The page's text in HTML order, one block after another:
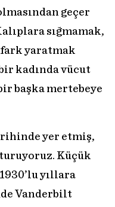
geçer
sığmamak,
fark yaratmak
kadında vücut
başka mertebeye
yer etmiş,
Küçük
yıllara
Vanderbilt